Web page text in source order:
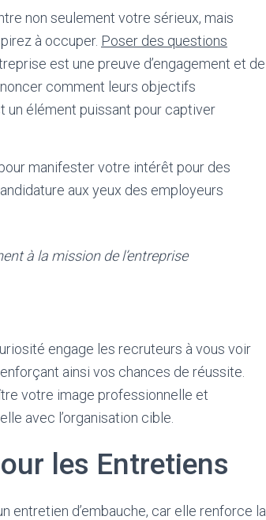
non seulement votre sérieux, mais
à occuper. Poser des questions
est une preuve d’engagement et de
comment leurs objectifs
un élément puissant pour captiver
manifester votre intérêt pour des
aux yeux des employeurs
à la mission de l’entreprise
engage les recruteurs à vous voir
ainsi vos chances de réussite.
votre image professionnelle et
avec l’organisation cible.
les Entretiens
entretien d’embauche, car elle renforce la